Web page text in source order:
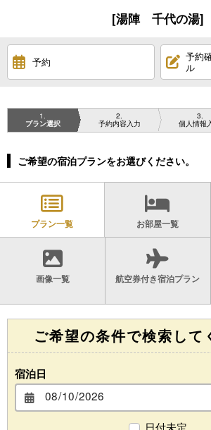
[湯陣 千代の湯]
予約
予約
ル
1
プラン選択
2
予約内容入力
3
個人情報
ご希望の宿泊プランをお選びください。
プラン一覧 お部屋一覧
画像一覧 航空券付き宿泊プラン
ご希望の条件で検索して
宿泊日
日付未定